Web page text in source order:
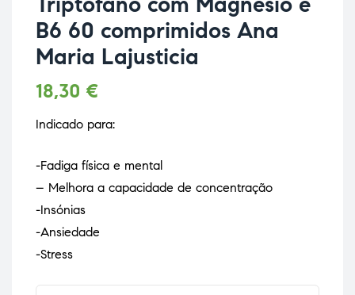
B6 60 comprimidos Ana
Maria Lajusticia
18,30 €
Indicado para:
-Fadiga física e mental
– Melhora a capacidade de concentração
-Insónias
-Ansiedade
-Stress